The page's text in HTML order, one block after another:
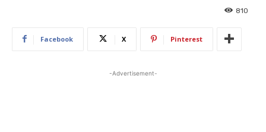
810
Facebook X Pinterest
-Advertisement-